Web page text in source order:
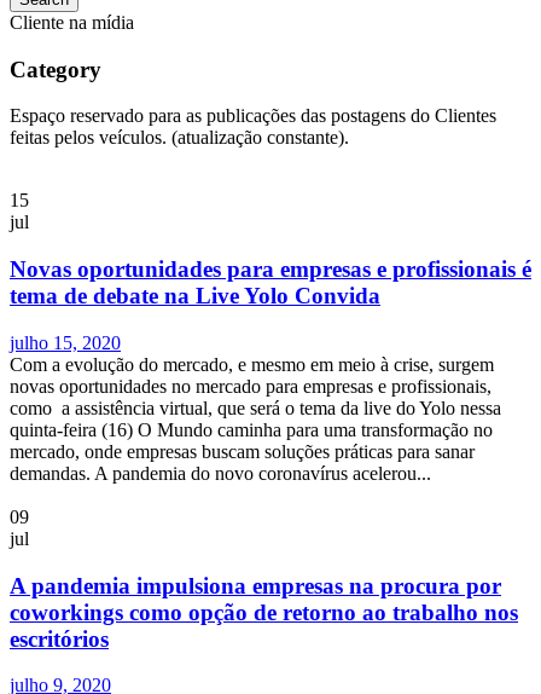
Cliente na mídia
Category
Espaço reservado para as publicações das postagens do Clientes
feitas pelos veículos. (atualização constante).
15
jul
Novas oportunidades para empresas e profissionais é
tema de debate na Live Yolo Convida
julho 15, 2020
Com a evolução do mercado, e mesmo em meio à crise, surgem
novas oportunidades no mercado para empresas e profissionais,
como a assistência virtual, que será o tema da live do Yolo nessa
quinta-feira (16) O Mundo caminha para uma transformação no
mercado, onde empresas buscam soluções práticas para sanar
demandas. A pandemia do novo coronavírus acelerou...
09
jul
A pandemia impulsiona empresas na procura por
coworkings como opção de retorno ao trabalho nos
escritórios
julho 9, 2020